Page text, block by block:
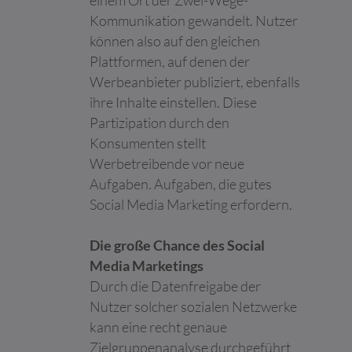
Kommunikation gewandelt. Nutzer
können also auf den gleichen
Plattformen, auf denen der
Werbeanbieter publiziert, ebenfalls
ihre Inhalte einstellen. Diese
Partizipation durch den
Konsumenten stellt
Werbetreibende vor neue
Aufgaben. Aufgaben, die gutes
Social Media Marketing erfordern.
Die große Chance des Social
Media Marketings
Durch die Datenfreigabe der
Nutzer solcher sozialen Netzwerke
kann eine recht genaue
Zielgruppenanalyse durchgeführt
Anbieter Zweck
Maximale
Calendly
LinkedIn
Dieser Cookie wird
verwendet, um
zwischen Menschen
und Bots zu
unterscheiden. Dies ist
vorteilhaft für die
Website, um gültige
Berichte über die
Nutzung Ihrer Website
zu erstellen.
Spam zu erkennen und
die Sicherheit der
Webseite zu
verbessern.
Cookiebot
Speichert den
Zustimmungsstatus
des Benutzers für
1 Jahr